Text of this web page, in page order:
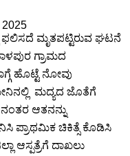
2025
ಫಲಿಸದೆ ಮೃತಪಟ್ಟಿರುವ ಘಟನೆ
ಗ್ರಾಮದ
ಹೊಟ್ಟೆ ನೋವು
ಮದ್ಯದ ಜೊತೆಗೆ
ಆತನನ್ನು
ಪ್ರಾಥಮಿಕ ಚಿಕಿತ್ಸೆ ಕೊಡಿಸಿ
ಆಸ್ಪತ್ರೆಗೆ ದಾಖಲು